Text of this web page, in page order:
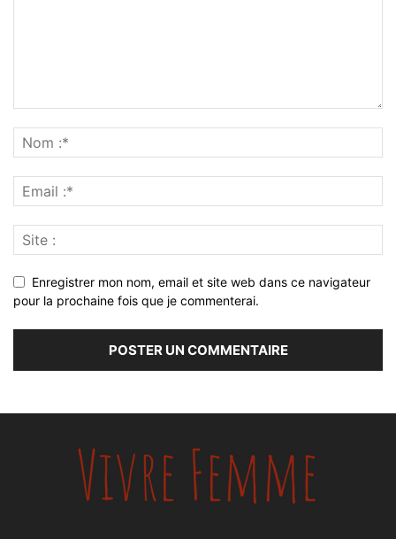
Enregistrer mon nom, email et site web dans ce navigateur
pour la prochaine fois que je commenterai.